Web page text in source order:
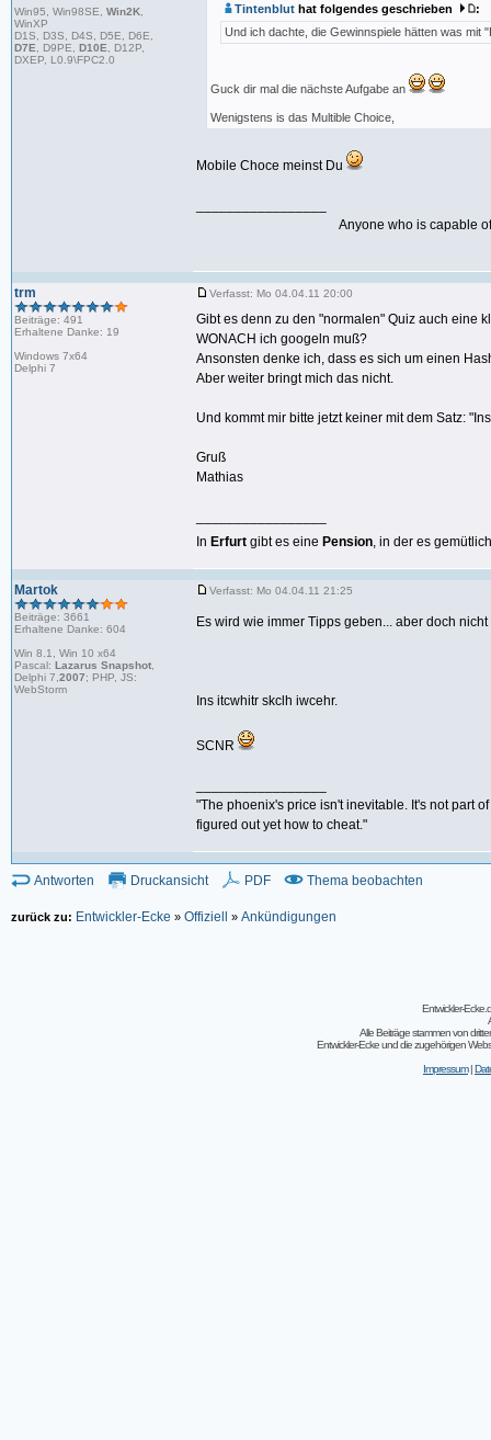
Win95, Win98SE, Win2K
WinXP
D1S, D3S, D4S, D5E, D6E,
D7E , D9PE, D10E , D12P,
DXEP, L0.9\FPC2.0
Tintenblut hat folgendes geschrieben
:
Und ich dachte, die Gewinnspiele hätten was mit
Guck dir mal die nächste Aufgabe an
Wenigstens is das Multible Choice,
Mobile Choce meinst Du
Anyone who is capable
trm
Beiträge: 491
Erhaltene Danke: 19
Windows 7x64
Delphi 7
Verfasst: Mo 04.04.11 20:00
Gibt es denn zu den "normalen" Quiz auch eine
WONACH ich googeln muß?
Ansonsten denke ich, dass es sich um einen
Aber weiter bringt mich das nicht.
Und kommt mir bitte jetzt keiner mit dem Satz:
Gruß
Mathias
In Erfurt gibt es eine Pension, in der es
Martok
Beiträge: 3661
Erhaltene Danke: 604
Win 8.1, Win 10 x64
Pascal: Lazarus Snapshot
Delphi 7, 2007; PHP, JS:
WebStorm
Verfasst: Mo 04.04.11 21:25
Es wird wie immer Tipps geben... aber doch
Ins itcwhitr skclh iwcehr.
SCNR
"The phoenix's price isn't inevitable. It's not part
figured out yet how to cheat."
Antworten Druckansicht PDF Thema beobachten
zurück zu: Entwickler-Ecke » Offiziell » Ankündigungen
Entwickler-
Alle Beiträge stammen von
Entwickler-Ecke und die zugehörigen
Impressum|